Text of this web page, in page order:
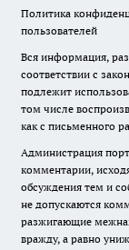
Политика
пользователей
Вся информация,
соответствии с
подлежит
том числе
как с письменного
Администрация
комментарии,
обсуждения тем и
не допускаются
разжигающие
вражду, а равно